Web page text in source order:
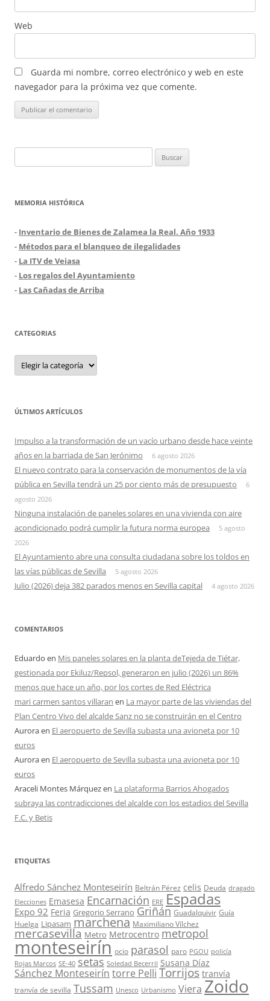
Web
Guarda mi nombre, correo electrónico y web en este
navegador para la próxima vez que comente.
MEMORIA HISTÓRICA
- Inventario de Bienes de Zalamea la Real. Año 1933
- Métodos para el blanqueo de ilegalidades
- La ITV de Veiasa
- Los regalos del Ayuntamiento
- Las Cañadas de Arriba
CATEGORIAS
Categorias
ÚLTIMOS ARTÍCULOS
Impulso a la transformación de un vacío urbano desde hace veinte
años en la barriada de San Jerónimo
6 agosto 2026
El nuevo contrato para la conservación de monumentos de la vía
pública en Sevilla tendrá un 25 por ciento más de presupuesto
6
agosto 2026
Ninguna instalación de paneles solares en una vivienda con aire
acondicionado podrá cumplir la futura norma europea
5 agosto
2026
El Ayuntamiento abre una consulta ciudadana sobre los toldos en
las vías públicas de Sevilla
5 agosto 2026
Julio (2026) deja 382 parados menos en Sevilla capital 4 agosto 2026
COMENTARIOS
Eduardo en Mis paneles solares en la planta deTejeda de Tiétar,
gestionada por Ekiluz/Repsol, generaron en julio (2026) un 86%
menos que hace un año, por los cortes de Red Eléctrica
mari carmen santos villaran en La mayor parte de las viviendas del
Plan Centro Vivo del alcalde Sanz no se construirán en el Centro
Auroraen El aeropuerto de Sevilla subasta una avioneta por 10
euros
Auroraen El aeropuerto de Sevilla subasta una avioneta por 10
euros
Araceli Montes Márquezen La plataforma Barrios Ahogados
subraya las contradicciones del alcalde con los estadios del Sevilla
F.C. y Betis
ETIQUETAS
Alfredo Sánchez Monteseirín Beltrán Pérez celis Deuda dragado
Elecciones Emasesa Encarnación ERE Espadas
Expo 92 Feria Gregorio Serrano Griñán Guadalquivir Guía
Huelga Lipasam marchena Maximiliano Vílchez
mercasevilla Metro Metrocentro metropol
monteseirín ocio parasol paro PGOU policía
Rojas Marcos SE-40 setas Soledad Becerril Susana Díaz
Sánchez Monteseirín torre Pelli Torrijos tranvía
tranvía de sevilla Tussam Unesco Urbanismo Viera Zoido